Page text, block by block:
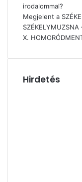
irodalommal?
Megjelent a
X.
Hirdetés